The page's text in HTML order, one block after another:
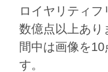
ロイヤリティ
数億点以上あり
間中は画像を
す。